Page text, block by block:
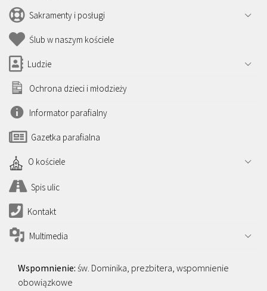
Sakramenty i posługi
Ślub w naszym kościele
Ludzie
Ochrona dzieci i młodzieży
Informator parafialny
Gazetka parafialna
O kościele
Spis ulic
Kontakt
Multimedia
św. Dominika, prezbitera, wspomnienie
obowiązkowe